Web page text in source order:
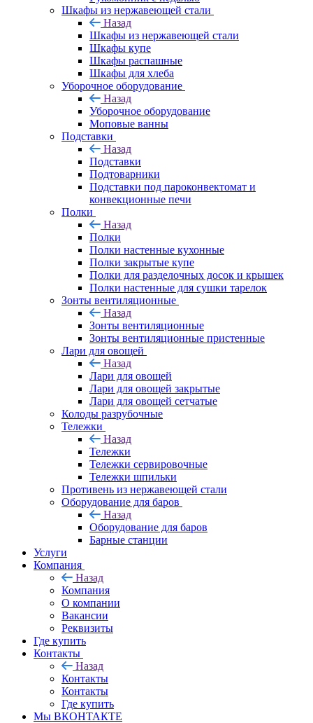
Шкафы из нержавеющей стали
Назад
Шкафы из нержавеющей стали
Шкафы купе
Шкафы распашные
Шкафы для хлеба
Уборочное оборудование
Назад
Уборочное оборудование
Моповые ванны
Подставки
Назад
Подставки
Подтоварники
Подставки под пароконвектомат и
конвекционные печи
Полки
Назад
Полки
Полки настенные кухонные
Полки закрытые купе
Полки для разделочных досок и крышек
Полки настенные для сушки тарелок
Зонты вентиляционные
Назад
Зонты вентиляционные
Зонты вентиляционные пристенные
Лари для овощей
Назад
Лари для овощей
Лари для овощей закрытые
Лари для овощей сетчатые
Колоды разрубочные
Тележки
Назад
Тележки
Тележки сервировочные
Тележки шпильки
Противень из нержавеющей стали
Оборудование для баров
Назад
Оборудование для баров
Барные станции
Услуги
Компания
Назад
Компания
О компании
Вакансии
Реквизиты
Где купить
Контакты
Назад
Контакты
Контакты
Где купить
Мы ВКОНТАКТЕ